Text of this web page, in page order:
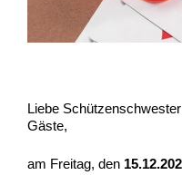
Liebe
Gäste,
am Freitag, den